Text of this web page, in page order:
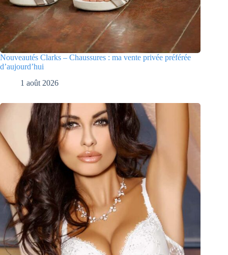
Nouveautés Clarks – Chaussures : ma vente privée préférée
d’aujourd’hui
1 août 2026